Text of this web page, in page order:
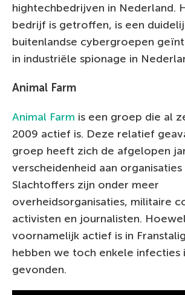
hightechbedrijven in Nederland.
bedrijf is getroffen, is een
buitenlandse cybergroepen
in industriële spionage in
Animal Farm
Animal Farm is een groep die al
2009 actief is. Deze relatief
groep heeft zich de afgelopen
verscheidenheid aan
Slachtoffers zijn onder meer
overheidsorganisaties, militaire
activisten en journalisten.
voornamelijk actief is in
hebben we toch enkele infecties
gevonden.